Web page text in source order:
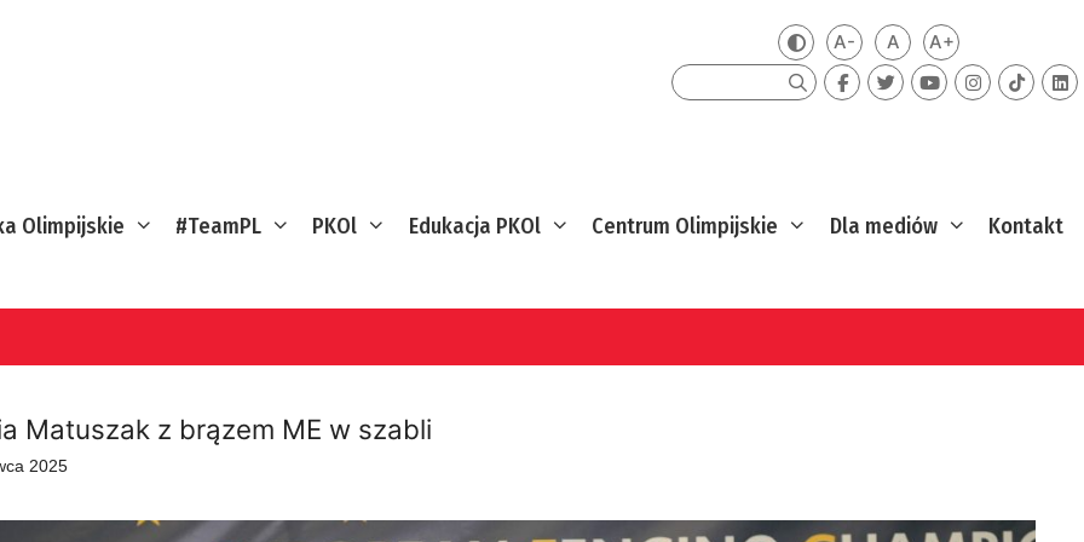
Zmień kontrast
A-Mniejsza czcionka
ADomyślna czcionka
A+Większa
Szukaj
Olimpijskie #TeamPL PKOl Edukacja PKOl Centrum Olimpijskie Dla mediów Kontakt
Matuszak z brązem ME w szabli
2025